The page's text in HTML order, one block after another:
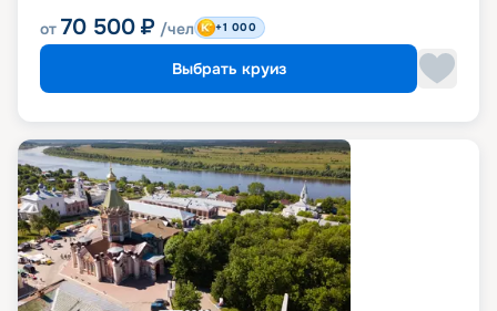
от 70 500 ₽ /чел +1 000
Выбрать круиз